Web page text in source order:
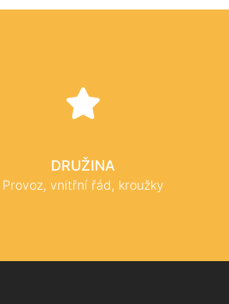
DRUŽINA
Provoz, vnitřní řád, kroužky